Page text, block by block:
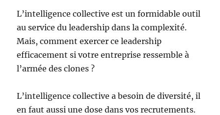
L’intelligence collective est un formidable outil
au service du leadership dans la complexité.
Mais, comment exercer ce leadership
efficacement si votre entreprise ressemble à
l’armée des clones ?
L’intelligence collective a besoin de diversité, il
en faut aussi une dose dans vos recrutements.